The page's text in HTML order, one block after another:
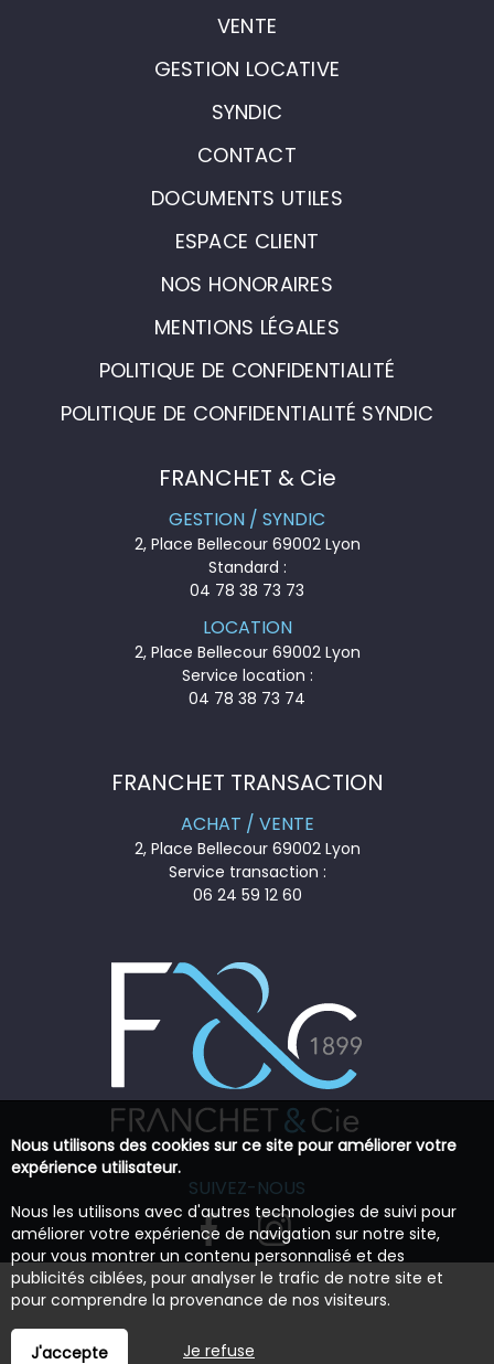
VENTE
GESTION LOCATIVE
SYNDIC
CONTACT
DOCUMENTS UTILES
ESPACE CLIENT
NOS HONORAIRES
MENTIONS LÉGALES
POLITIQUE DE CONFIDENTIALITÉ
POLITIQUE DE CONFIDENTIALITÉ SYNDIC
FRANCHET & Cie
GESTION / SYNDIC
2, Place Bellecour 69002 Lyon
Standard :
04 78 38 73 73
LOCATION
2, Place Bellecour 69002 Lyon
Service location :
04 78 38 73 74
FRANCHET TRANSACTION
ACHAT / VENTE
2, Place Bellecour 69002 Lyon
Service transaction :
06 24 59 12 60
SUIVEZ-NOUS
Nous utilisons des cookies sur ce site pour améliorer votre
expérience utilisateur.
Nous les utilisons avec d'autres technologies de suivi pour
améliorer votre expérience de navigation sur notre site,
pour vous montrer un contenu personnalisé et des
publicités ciblées, pour analyser le trafic de notre site et
pour comprendre la provenance de nos visiteurs.
J'accepte Je refuse